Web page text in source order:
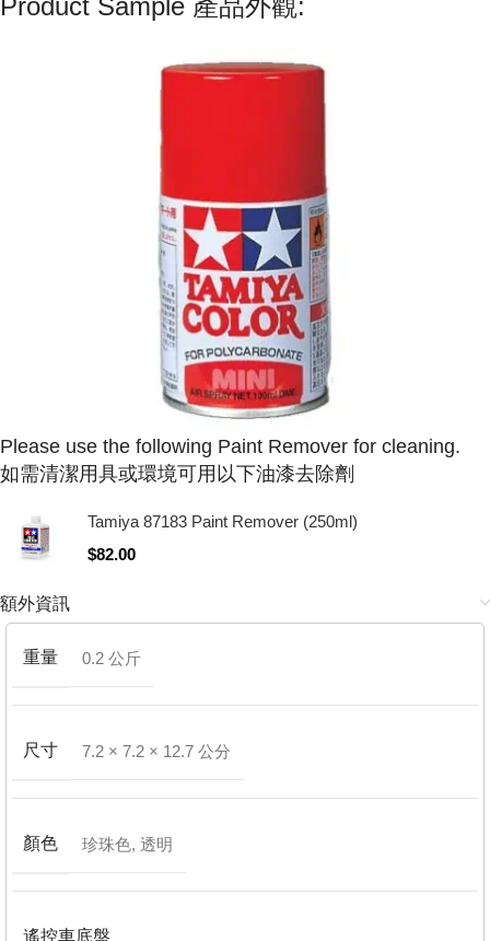
Product Sample 產品外觀:
Please use the following Paint Remover for cleaning.
如需清潔用具或環境可用以下油漆去除劑
Tamiya 87183 Paint Remover (250ml)
$82.00
額外資訊
重量 0.2 公斤
尺寸 7.2 × 7.2 × 12.7 公分
顏色 珍珠色, 透明
遙控車底盤